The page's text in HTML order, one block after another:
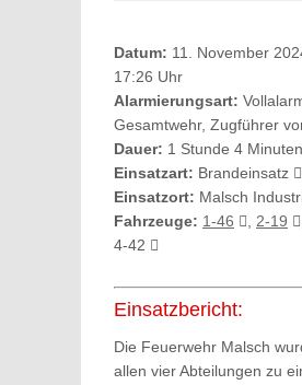
Datum: 11. November
17:26 Uhr
Alarmierungsart:
Gesamtwehr, Zugführer
Dauer: 1 Stunde 4 Minuten
Einsatzart: Brandeinsatz
Einsatzort: Malsch
Fahrzeuge: 1-46 2-19
4-42
Einsatzbericht:
Die Feuerwehr Malsch
allen vier Abteilungen zu